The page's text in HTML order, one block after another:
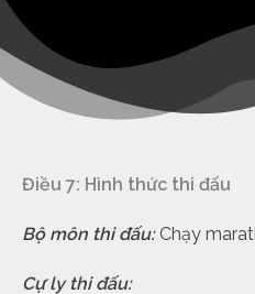
Điều 7: Hình thức thi đấu
Bộ môn thi đấu:Chạy
Cự ly thi đấu: